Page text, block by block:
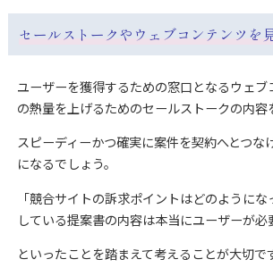
セールストークやウェブコンテンツを
ユーザーを獲得するための窓口となるウェ
の熱量を上げるためのセールストークの内容
スピーディーかつ確実に案件を契約へとつな
になるでしょう。
「競合サイトの訴求ポイントはどのように
している提案書の内容は本当にユーザーが必
といったことを踏まえて考えることが大切で